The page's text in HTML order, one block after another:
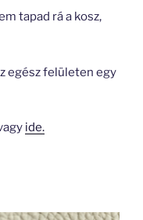
tapad rá a kosz,
egész felületen egy
ide.